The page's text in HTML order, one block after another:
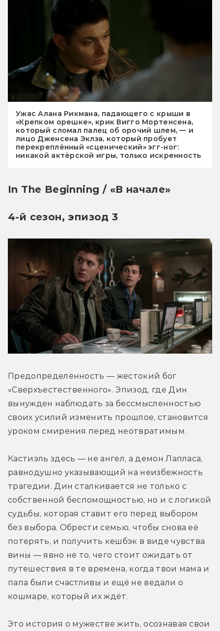
Ужас Алана Рикмана, падающего с крыши в
«Крепком орешке», крик Вигго Мортенсена,
который сломал палец об орочий шлем, — и
лицо Дженсена Эклза, который пробует
перекреплённый «сценический» эгг-ног:
никакой актёрской игры, только искренность
In The Beginning / «В начале»
4-й сезон, эпизод 3
Предопределённость — жестокий бог
«Сверхъестественного». Эпизод, где Дин
вынужден наблюдать за бессмысленностью
своих усилий изменить прошлое, становится
уроком смирения перед неотвратимым.
Кастиэль здесь — не ангел, а демон Лапласа,
равнодушно указывающий на неизбежность
трагедии. Дин сталкивается не только с
собственной беспомощностью, но и с логикой
судьбы, которая ставит его перед выбором
без выбора. Обрести семью, чтобы снова её
потерять, и получить кешбэк в виде чувства
вины — явно не то, чего стоит ожидать от
путешествия в те времена, когда твои мама и
папа были счастливы и ещё не ведали о
кошмаре, который их ждёт.
Это история о мужестве жить, осознавая свои